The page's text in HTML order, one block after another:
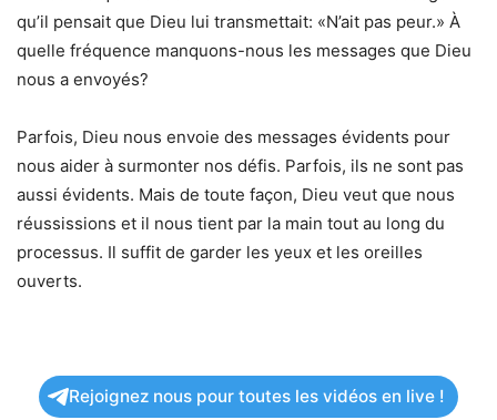
qu’il pensait que Dieu lui transmettait: «N’ait pas peur.» À
quelle fréquence manquons-nous les messages que Dieu
nous a envoyés?
Parfois, Dieu nous envoie des messages évidents pour
nous aider à surmonter nos défis. Parfois, ils ne sont pas
aussi évidents. Mais de toute façon, Dieu veut que nous
réussissions et il nous tient par la main tout au long du
processus. Il suffit de garder les yeux et les oreilles
ouverts.
Rejoignez nous pour toutes les vidéos en live !